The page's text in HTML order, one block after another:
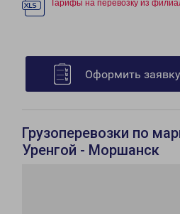
Тарифы на перевозку из
Оформить заявку
Грузоперевозки по
Уренгой - Моршанск